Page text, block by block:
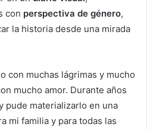
con perspectiva de género,
la historia desde una mirada
con muchas lágrimas y mucho
mucho amor. Durante años
pude materializarlo en una
mi familia y para todas las